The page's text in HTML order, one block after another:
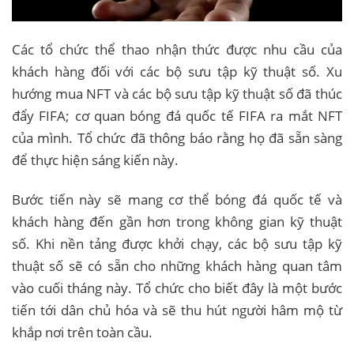
Các tổ chức thể thao nhận thức được nhu cầu của
khách hàng đối với các bộ sưu tập kỹ thuật số. Xu
hướng mua NFT và các bộ sưu tập kỹ thuật số đã thúc
đẩy FIFA; cơ quan bóng đá quốc tế FIFA ra mắt NFT
của mình. Tổ chức đã thông báo rằng họ đã sẵn sàng
để thực hiện sáng kiến ​​này.
Bước tiến này sẽ mang cơ thể bóng đá quốc tế và
khách hàng đến gần hơn trong không gian kỹ thuật
số. Khi nền tảng được khởi chạy, các bộ sưu tập kỹ
thuật số sẽ có sẵn cho những khách hàng quan tâm
vào cuối tháng này. Tổ chức cho biết đây là một bước
tiến tới dân chủ hóa và sẽ thu hút người hâm mộ từ
khắp nơi trên toàn cầu.